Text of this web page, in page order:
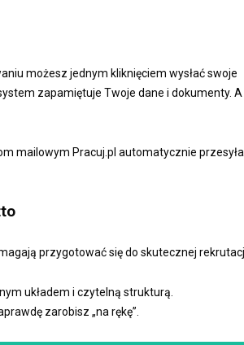
możesz jednym kliknięciem wysłać swoje
zapamiętuje Twoje dane i dokumenty. A
mailowym Pracuj.pl automatycznie przesyła
przygotować się do skutecznej
układem i czytelną strukturą.
zarobisz „na rękę”.